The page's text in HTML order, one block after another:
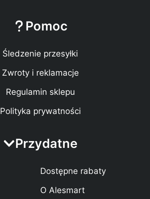
Pomoc
Śledzenie przesyłki
Zwroty i reklamacje
Regulamin sklepu
Polityka prywatności
Przydatne
Dostępne rabaty
O Alesmart